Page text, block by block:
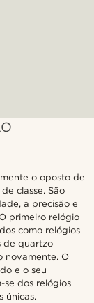
o oposto de
classe. São
a precisão e
primeiro relógio
como relógios
de quartzo
novamente. O
e o seu
dos relógios
únicas.